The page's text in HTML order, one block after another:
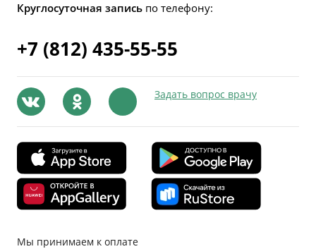
Круглосуточная запись по телефону:
+7 (812) 435-55-55
Задать вопрос врачу
Мы принимаем к оплате